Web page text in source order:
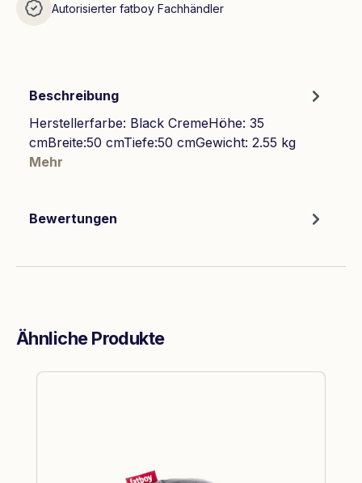
Autorisierter fatboy Fachhändler
Beschreibung
Herstellerfarbe: Black CremeHöhe: 35
cmBreite:50 cmTiefe:50 cmGewicht: 2.55 kg
Mehr
Bewertungen
Ähnliche Produkte
Produktgalerie überspringen